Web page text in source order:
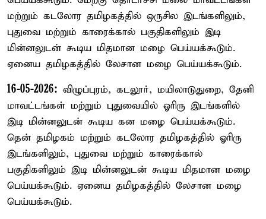
மற்றும் கடலோர தமிழகத்தில் ஒருசில இடங்களிலும்,
புதுவை மற்றும் காரைக்கால் பகுதிகளிலும் இடி
மின்னலுடன் கூடிய மிதமான மழை பெய்யக்கூடும்.
ஏனைய தமிழகத்தில் லேசான மழை பெய்யக்கூடும்.
16-05-2026: விழுப்புரம், கடலூர், மயிலாடுதுறை, தேனி
மாவட்டங்கள் மற்றும் புதுவையில் ஓரிரு இடங்களில்
இடி மின்னலுடன் கூடிய கன மழை பெய்யக்கூடும்.
தென் தமிழகம் மற்றும் கடலோர தமிழகத்தில் ஓரிரு
இடங்களிலும், புதுவை மற்றும் காரைக்கால்
பகுதிகளிலும் இடி மின்னலுடன் கூடிய மிதமான மழை
பெய்யக்கூடும். ஏனைய தமிழகத்தில் லேசான மழை
பெய்யக்கூடும்.